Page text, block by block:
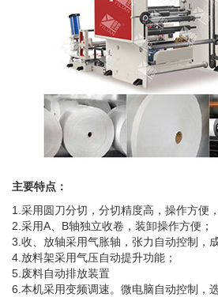
主要特点：
1.采用圆刀分切，分切精度高，操作方便
2.采用A、B轴独立收卷，装卸操作方便；
3.收、放轴采用气胀轴，张力自动控制，
4.放料架采用气压自动提升功能；
5.废料自动排放装置
6.本机采用变频调速。微电脑自动控制，